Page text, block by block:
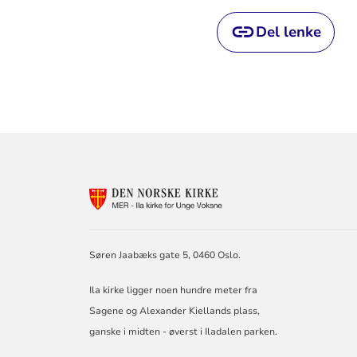
Del lenke
Søren Jaabæks gate 5, 0460 Oslo.
Ila kirke ligger noen hundre meter fra
Sagene og Alexander Kiellands plass,
ganske i midten - øverst i Iladalen parken.